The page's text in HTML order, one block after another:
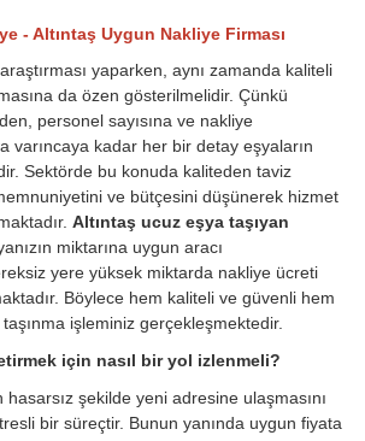
- Altıntaş Uygun Nakliye Firması
araştırması yaparken, aynı zamanda kaliteli
da özen gösterilmelidir. Çünkü
personel sayısına ve nakliye
varıncaya kadar her bir detay eşyaların
Sektörde bu konuda kaliteden taviz
ve bütçesini düşünerek hizmet
Altıntaş ucuz eşya taşıyan
miktarına uygun aracı
yere yüksek miktarda nakliye ücreti
Böylece hem kaliteli ve güvenli hem
işleminiz gerçekleşmektedir.
için nasıl bir yol izlenmeli?
hasarsız şekilde yeni adresine ulaşmasını
bir süreçtir. Bunun yanında uygun fiyata